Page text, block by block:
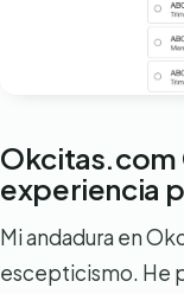
Okcitas.com
experiencia
Mi andadura en
escepticismo. He